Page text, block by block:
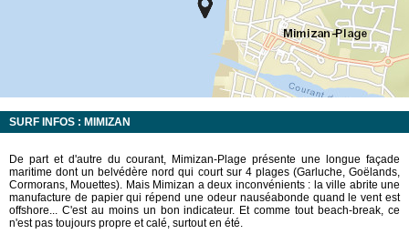
SURF INFOS : MIMIZAN
De part et d'autre du courant, Mimizan-Plage présente une longue façade
maritime dont un belvédère nord qui court sur 4 plages (Garluche, Goëlands,
Cormorans, Mouettes). Mais Mimizan a deux inconvénients : la ville abrite une
manufacture de papier qui répend une odeur nauséabonde quand le vent est
offshore... C'est au moins un bon indicateur. Et comme tout beach-break, ce
n'est pas toujours propre et calé, surtout en été.